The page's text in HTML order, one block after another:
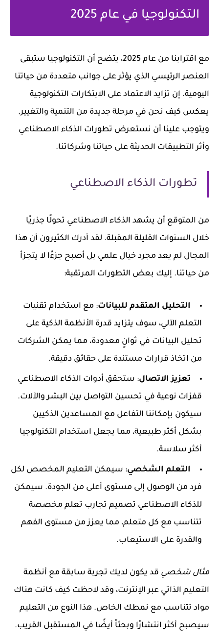
التكنولوجيا في عام 2025
مع اقترابنا من عام 2025، يتضح أن التكنولوجيا ستبقى
العنصر الرئيسي الذي يؤثر على جوانب متعددة من حياتنا
اليومية. إن تزايد الاعتماد على الابتكارات التكنولوجية
يعكس كيف نحن في مرحلة جديدة من التنمية والتغيير.
ويتوجب علينا أن نستعرض تطورات الذكاء الاصطناعي
وأثر التطبيقات الحديثة على حياتنا وشركاتنا.
تطورات الذكاء الاصطناعي
من المتوقع أن يشهد الذكاء الاصطناعي تحولًا جذريًا
خلال السنوات القليلة المقبلة. لقد أدرك الكثيرون أن هذا
المجال لم يعد مجرد خيال علمي بل أصبح جزءًا لا يتجزأ
من حياتنا. إليك بعض التطورات المرتقبة:
التحليل المتقدم للبيانات: مع استخدام تقنيات
التعلم الآلي، سوف يتزايد قدرة الأنظمة الذكية على
تحليل البيانات في ثوانٍ معدودة، مما يمكن الشركات
من اتخاذ قرارات مستندة على حقائق دقيقة.
تعزيز الاتصال: ستحقق أدوات الذكاء الاصطناعي
قفزات نوعية في تحسين التواصل بين البشر والآلات.
سيكون بإمكاننا التفاعل مع المساعدين الذكيين
بشكل أكثر طبيعية، مما يجعل استخدام التكنولوجيا
أكثر سلاسة.
التعلم الشخصي: سيمكن التعليم المخصص لكل
فرد من الوصول إلى مستوى أعلى من الجودة. سيمكن
للذكاء الاصطناعي تصميم تجارب تعلم مخصصة
تتناسب مع كل متعلم، مما يعزز من مستوى الفهم
والقدرة على الاستيعاب.
مثال شخصي قد يكون لديك تجربة سابقة مع أنظمة
التعليم الذاتي عبر الإنترنت، وقد لاحظت كيف كانت هناك
مواد تتناسب مع نمطك الخاص. هذا النوع من التعليم
سيصبح أكثر انتشارًا وبحثاً أيضًا في المستقبل القريب.